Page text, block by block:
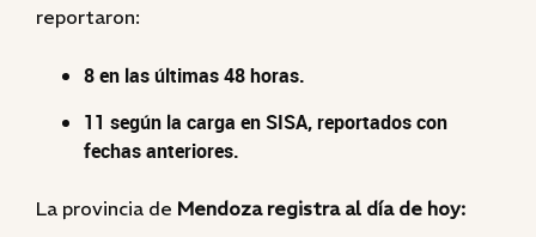
reportaron:
8 en las últimas 48 horas.
11 según la carga en SISA, reportados con
fechas anteriores.
La provincia de Mendoza registra al día de hoy: